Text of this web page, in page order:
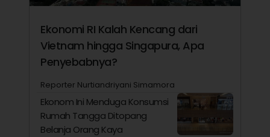
Ekonomi RI Kalah Kencang dari
Vietnam hingga Singapura, Apa
Penyebabnya?
Reporter Nurtiandriyani Simamora
Ekonom Ini Menduga Konsumsi
Rumah Tangga Ditopang
Belanja Orang Kaya